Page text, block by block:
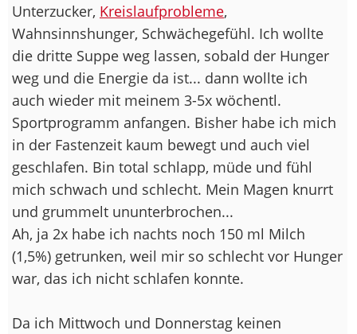
Unterzucker, Kreislaufprobleme,
Wahnsinnshunger, Schwächegefühl. Ich wollte
die dritte Suppe weg lassen, sobald der Hunger
weg und die Energie da ist... dann wollte ich
auch wieder mit meinem 3-5x wöchentl.
Sportprogramm anfangen. Bisher habe ich mich
in der Fastenzeit kaum bewegt und auch viel
geschlafen. Bin total schlapp, müde und fühl
mich schwach und schlecht. Mein Magen knurrt
und grummelt ununterbrochen...
Ah, ja 2x habe ich nachts noch 150 ml Milch
(1,5%) getrunken, weil mir so schlecht vor Hunger
war, das ich nicht schlafen konnte.
Da ich Mittwoch und Donnerstag keinen